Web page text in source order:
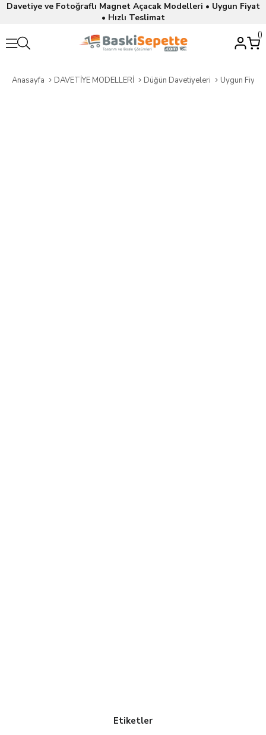
Davetiye ve Fotoğraflı Magnet Açacak Modelleri • Uygun Fiyat
• Hızlı Teslimat
Anasayfa DAVETİYE MODELLERİ Düğün Davetiyeleri Uygun
Etiketler